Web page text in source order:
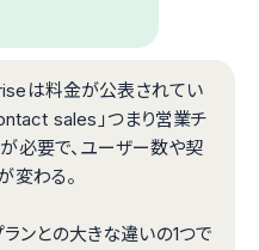
は料金が公表されてい
sales」つまり営業チ
必要で、ユーザー数や契
変わる。
ンとの大きな違いの1つで